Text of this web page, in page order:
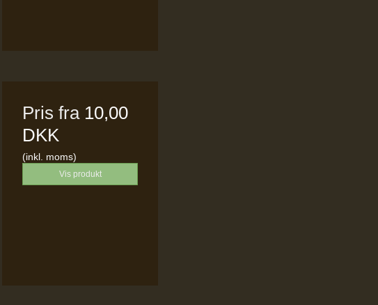
Pris fra 10,00
DKK
(inkl. moms)
Vis produkt